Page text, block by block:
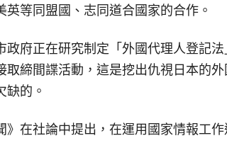
英等同盟國、志同道合國家的合作。
政府正在研究制定「外國代理人登記
取締間諜活動，這是挖出仇視日本的
缺的。
》在社論中提出，在運用國家情報工